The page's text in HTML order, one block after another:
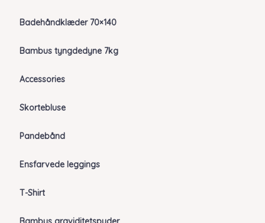
Badehåndklæder 70×140
Bambus tyngdedyne 7kg
Accessories
Skortebluse
Pandebånd
Ensfarvede leggings
T-Shirt